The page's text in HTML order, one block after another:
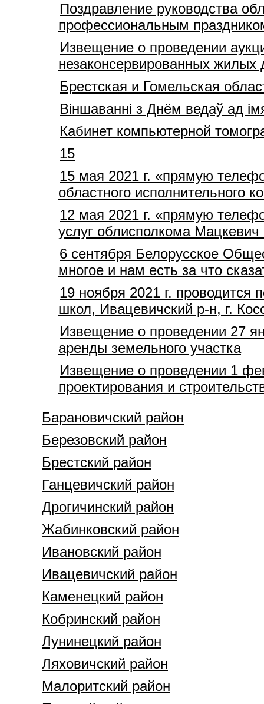
Поздравление руководства
профессиональным
Извещение о проведении
незаконсервированных жилых
Брестская и Гомельская
Віншаванні з Днём ведаў ад
Кабинет компьютерной
15
15 мая 2021 г. «прямую
областного исполнительного
12 мая 2021 г. «прямую
услуг облисполкома
6 сентября Белорусское
многое и нам есть за что
19 ноября 2021 г. проводится
школ, Ивацевичский р-н, г.
Извещение о проведении 27
аренды земельного участка
Извещение о проведении 1
проектирования и
Барановичский район
Березовский район
Брестский район
Ганцевичский район
Дрогичинский район
Жабинковский район
Ивановский район
Ивацевичский район
Каменецкий район
Кобринский район
Лунинецкий район
Ляховичский район
Малоритский район